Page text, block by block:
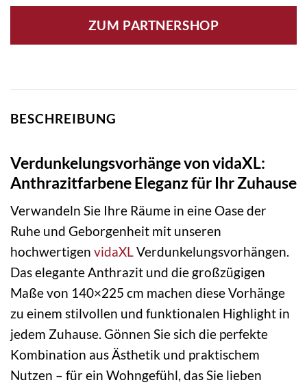
ZUM PARTNERSHOP
BESCHREIBUNG
Verdunkelungsvorhänge von vidaXL:
Anthrazitfarbene Eleganz für Ihr Zuhause
Verwandeln Sie Ihre Räume in eine Oase der
Ruhe und Geborgenheit mit unseren
hochwertigen vidaXLVerdunkelungsvorhängen.
Das elegante Anthrazit und die großzügigen
Maße von 140×225 cm machen diese Vorhänge
zu einem stilvollen und funktionalen Highlight in
jedem Zuhause. Gönnen Sie sich die perfekte
Kombination aus Ästhetik und praktischem
Nutzen – für ein Wohngefühl, das Sie lieben